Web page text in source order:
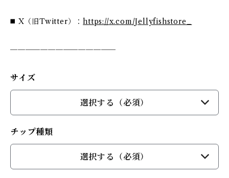
◼️ X（旧Twitter）：https://x.com/Jellyfishstore_
──────────────
サイズ
選択する（必須）
チップ種類
選択する（必須）